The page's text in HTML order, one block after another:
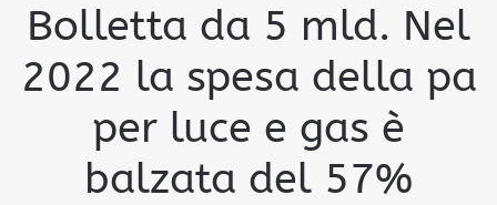
Bolletta da 5 mld. Nel
2022 la spesa della pa
per luce e gas è
balzata del 57%